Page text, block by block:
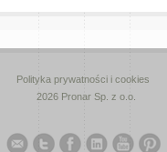
Polityka prywatności i cookies
2026 Pronar Sp. z o.o.